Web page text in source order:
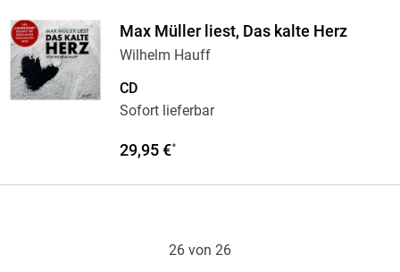
Max Müller liest, Das kalte Herz
Wilhelm Hauff
CD
Sofort lieferbar
29,95 €*
26 von 26